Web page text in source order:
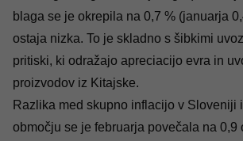
blaga se je okrepila na 0,7 % (januarja
ostaja nizka. To je skladno s šibkimi
pritiski, ki odražajo apreciacijo evra in
proizvodov iz Kitajske.
Razlika med skupno inflacijo v Sloveniji
območju se je februarja povečala na 0,9